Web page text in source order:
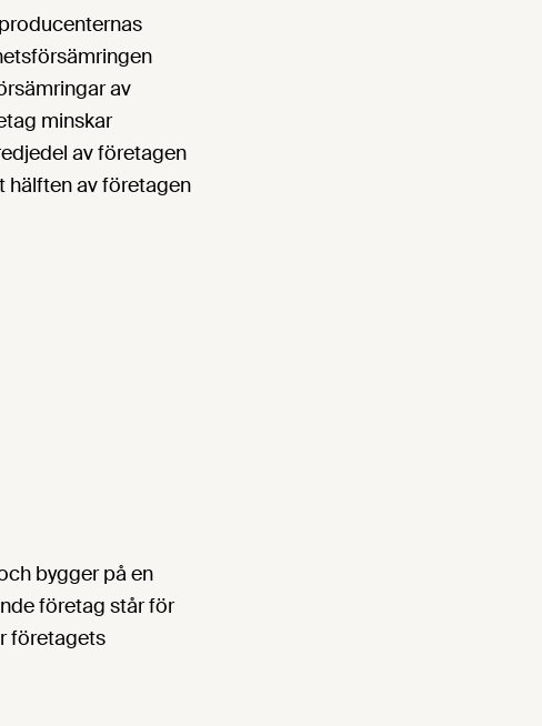
av
minskar
av företagen
hälften av företagen
bygger på en
företag står för
företagets